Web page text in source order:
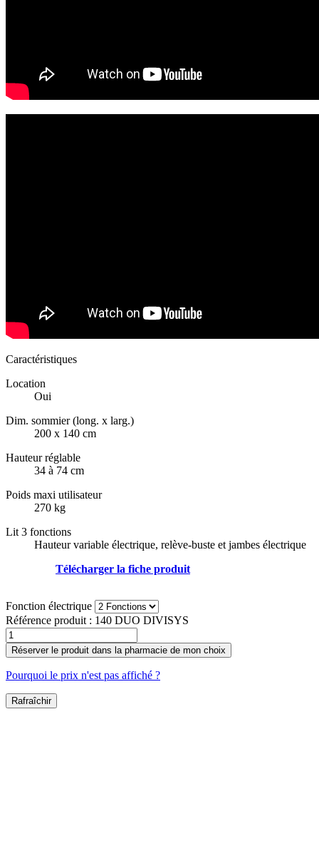
Caractéristiques
Location
Oui
Dim. sommier (long. x larg.)
200 x 140 cm
Hauteur réglable
34 à 74 cm
Poids maxi utilisateur
270 kg
Lit 3 fonctions
Hauteur variable électrique, relève-buste et jambes électrique
Télécharger la fiche produit
Fonction électrique
Référence produit : 140 DUO DIVISYS
Réserver le produit dans la pharmacie de mon choix
Pourquoi le prix n'est pas affiché ?